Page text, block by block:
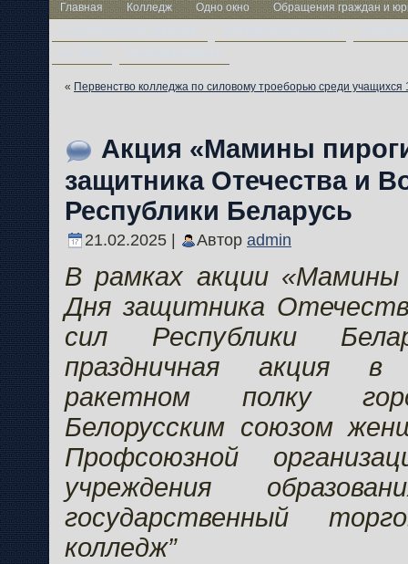
Главная Колледж Одно окно
Обращения граждан и
« Первенство колледжа по силовому троеборью среди учащихся
Акция «Мамины
защитника Отечества и
Республики Беларусь
21.02.2025 | Автор admin
В рамках акции «Мамины
Дня защитника
сил Республики
праздничная акция
ракетном полку
Белорусским союзом
Профсоюзной
учреждения
государственный
колледж”